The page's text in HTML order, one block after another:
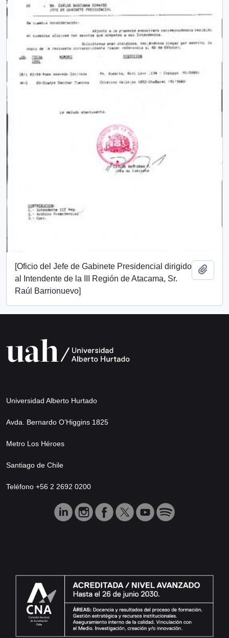
[Oficio del Jefe de Gabinete Presidencial dirigido
al Intendente de la III Región de Atacama, Sr.
Raúl Barrionuevo]
Universidad Alberto Hurtado
Avda. Bernardo O’Higgins 1825
Metro Los Héroes
Santiago de Chile
Teléfono +56 2 2692 0200